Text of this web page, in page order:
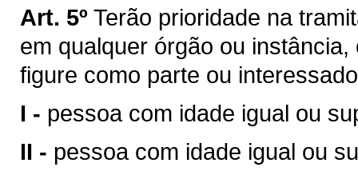
Art. 5º Terão prioridade na
em qualquer órgão ou
figure como parte ou
I - pessoa com idade igual ou
II - pessoa com idade igual ou